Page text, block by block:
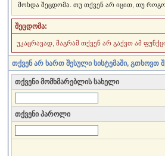
მოხდა შეცდომა. თუ თქვენ არ იცით, თუ
შეცდომა:
უკაცრავად, მაგრამ თქვენ არ გაქვთ ამ
თქვენ არ ხართ შესული სისტემაში, გთხოვთ
თქვენი მომხმარებლის სახელი
თქვენი პაროლი